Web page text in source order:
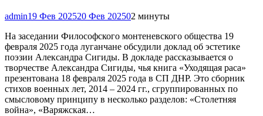
admin19 Фев 202520 Фев 202502 минуты
На заседании Философского монтеневского общества 19
февраля 2025 года луганчане обсудили доклад об эстетике
поэзии Александра Сигиды. В докладе рассказывается о
творчестве Александра Сигиды, чья книга «Уходящая раса»
презентована 18 февраля 2025 года в СП ДНР. Это сборник
стихов военных лет, 2014 – 2024 гг., сгруппированных по
смысловому принципу в несколько разделов: «Столетняя
война», «Варяжская…